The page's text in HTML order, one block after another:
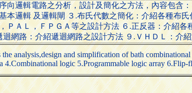
向邏輯電路之分析，設計及簡化之方法，內容包含
本邏輯 及邏輯閘 ３.布氏代數之簡化：介紹各種布
ＰＡＬ，ＦＰＧＡ等之設計方法 ６.正反器：介紹
迴網路：介紹遞迴網路之設計方法 ９.ＶＨＤＬ：介
the analysis,design and simplification of bath
4.Combinational logic 5.Programmable logic array